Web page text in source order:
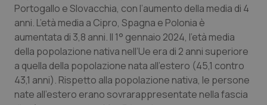
Emilia-Romagna
Friuli Venezia Giulia
Lazio
Liguria
Colesterolo & coronaropatie
Dermatite Atopica
Diabete & glucometri
Disturbi dell’umore
Portogallo e Slovacchia, con l’aumento della media di 4
anni. L’età media a Cipro, Spagna e Polonia è
aumentata di 3,8 anni. Il 1° gennaio 2024, l’età media
della popolazione nativa nell’Ue era di 2 anni superiore
a quella della popolazione nata all’estero (45,1 contro
43,1 anni). Rispetto alla popolazione nativa, le persone
nate all’estero erano sovrarappresentate nella fascia